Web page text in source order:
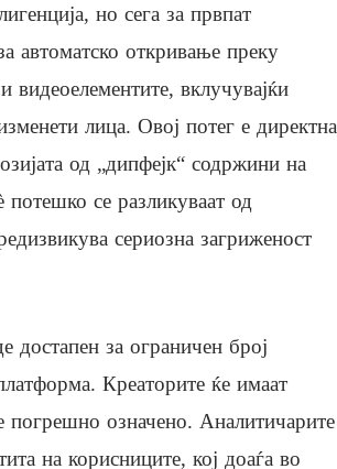
но сега за првпат
автоматско откривање преку
видеоелементите, вклучувајќи
лица. Овој потег е директна
од „дипфејк“ содржини на
потешко се разликуваат од
сериозна загриженост
достапен за ограничен број
Креаторите ќе имаат
погрешно означено. Аналитичарите
на корисниците, кој доаѓа во